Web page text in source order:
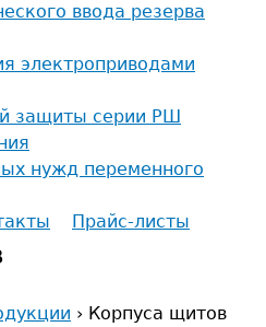
ввода резерва
электроприводами
защиты серии РШ
нужд переменного
Прайс-листы
› Корпуса щитов